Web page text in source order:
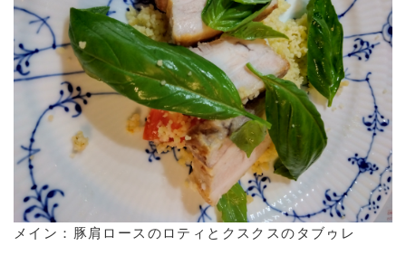
メイン：豚肩ロースのロティとクスクスのタブゥレ